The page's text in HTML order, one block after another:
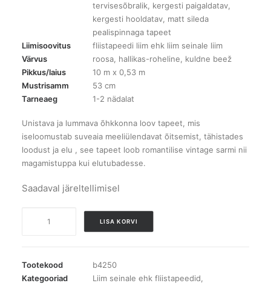
tervisesõbralik, kergesti paigaldatav,
kergesti hooldatav, matt sileda
pealispinnaga tapeet
Liimisoovitus
fliistapeedi liim ehk liim seinale liim
Värvus
roosa, hallikas-roheline, kuldne beež
Pikkus/laius
10 m x 0,53 m
Mustrisamm
53 cm
Tarneaeg
1-2 nädalat
Unistava ja lummava õhkkonna loov tapeet, mis
iseloomustab suveaia meeliülendavat õitsemist, tähistades
loodust ja elu , see tapeet loob romantilise vintage sarmi nii
magamistuppa kui elutubadesse.
Saadaval järeltellimisel
tapeet
kogus
LISA KORVI
Tootekood
b4250
Kategooriad
Liim seinale ehk fliistapeedid